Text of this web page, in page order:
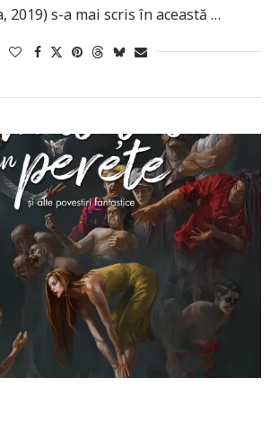
2019) s-a mai scris în această …